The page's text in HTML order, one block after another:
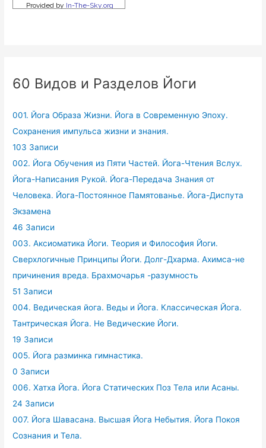
60 Видов и Разделов Йоги
001. Йога Образа Жизни. Йога в Современную Эпоху.
Сохранения импульса жизни и знания.
103 Записи
002. Йога Обучения из Пяти Частей. Йога-Чтения Вслух.
Йога-Написания Рукой. Йога-Передача Знания от
Человека. Йога-Постоянное Памятованье. Йога-Диспута
Экзамена
46 Записи
003. Аксиоматика Йоги. Теория и Философия Йоги.
Сверхлогичные Принципы Йоги. Долг-Дхарма. Ахимса-не
причинения вреда. Брахмочарья -разумность
51 Записи
004. Ведическая йога. Веды и Йога. Классическая Йога.
Тантрическая Йога. Не Ведические Йоги.
19 Записи
005. Йога разминка гимнастика.
0 Записи
006. Хатха Йога. Йога Статических Поз Тела или Асаны.
24 Записи
007. Йога Шавасана. Высшая Йога Небытия. Йога Покоя
Сознания и Тела.